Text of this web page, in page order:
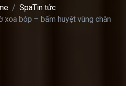
SpaTin tức
xoa bóp – bấm huyệt vùng chân